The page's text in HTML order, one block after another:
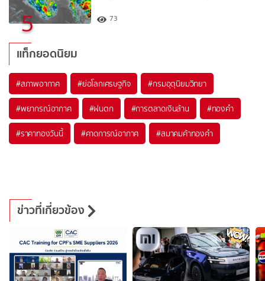
5 73
แท็กยอดนิยม
#สภาพอากาศ #ย่อโลกเศรษฐกิจ #กรมอุตุนิยมวิทยา
#พยากรณ์อากาศ #ฝนตก #การตลาดเงินล้าน #ทองคำ
#ราคาทองวันนี้ #คาดการณ์อากาศ #สมาคมค้าทองคำ
ข่าวที่เกี่ยวข้อง